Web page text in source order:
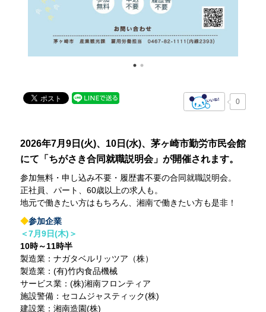
0
2026年7月9日(火)、10日(水)、茅ヶ崎市勤労市民会館
にて「ちがさき合同就職説明会」が開催されます。
参加無料・申し込み不要・履歴書不要の合同就職説明会。
正社員、パート、60歳以上の求人も。
地元で働きたい方はもちろん、湘南で働きたい方も是非！
◆参加企業
＜7月9日(木)＞
10時～11時半
製造業：ナガタベルリッツア（株）
製造業：(有)竹内食品機械
サービス業：(株)湘南フロンティア
施設警備：セコムジャスティック(株)
建設業：湘南造園(株)